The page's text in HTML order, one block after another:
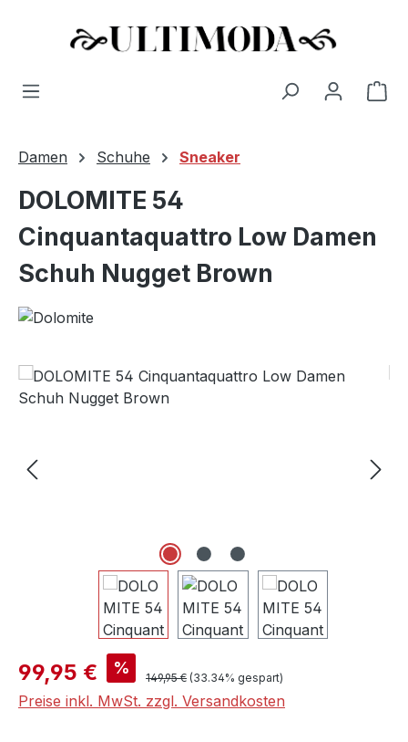
Zum Hauptinhalt springen
Damen Schuhe Sneaker
DOLOMITE 54
Cinquantaquattro Low Damen
Schuh Nugget Brown
Bildergalerie überspringen
Verkaufspreis:
99,95 € % Regulärer Preis:
149,95 € (33.34% gespart)
Preise inkl. MwSt. zzgl. Versandkosten